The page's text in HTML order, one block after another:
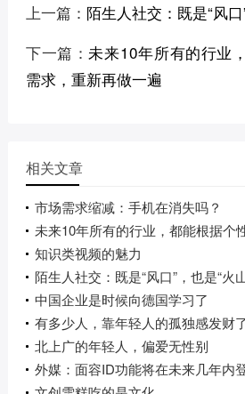
上一篇： 陌生人社交：既是“风
下一篇：未来10年所有的行业
需求，重新再做一遍
相关文章
市场需求缩减：手机在消失吗？
未来10年所有的行业，都能根据个
知识类视频的魅力
陌生人社交：既是“风口”，也是“火
中国企业是时候向德国学习了
有多少人，靠年轻人的孤独感发财
北上广的年轻人，偏爱无性别
外媒：面容ID功能将在未来几年内